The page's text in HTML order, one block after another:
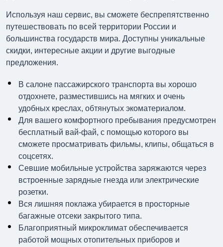
Используя наш сервис, вы сможете беспрепятственно
путешествовать по всей территории России и
большинства государств мира. Доступны уникальные
скидки, интересные акции и другие выгодные
предложения.
В салоне пассажирского транспорта вы хорошо
отдохнете, разместившись на мягких и очень
удобных креслах, обтянутых экоматериалом.
Для вашего комфортного пребывания предусмотрен
бесплатный вай-фай, с помощью которого вы
сможете просматривать фильмы, клипы, общаться в
соцсетях.
Севшие мобильные устройства заряжаются через
встроенные зарядные гнезда или электрические
розетки.
Вся лишняя поклажа убирается в просторные
багажные отсеки закрытого типа.
Благоприятный микроклимат обеспечивается
работой мощных отопительных приборов и